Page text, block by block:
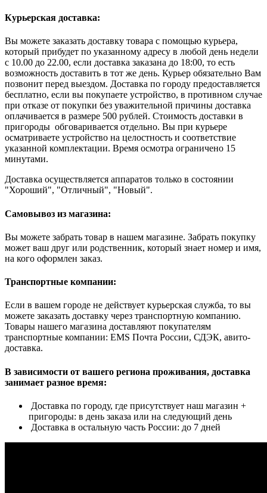
Курьерская доставка:
Вы можете заказать доставку товара с помощью курьера,
который прибудет по указанному адресу в любой день недели
с 10.00 до 22.00, если доставка заказана до 18:00, то есть
возможность доставить в тот же день. Курьер обязательно Вам
позвонит перед выездом. Доставка по городу предоставляется
бесплатно, если вы покупаете устройство, в противном случае
при отказе от покупки без уважительной причины доставка
оплачивается в размере 500 рублей. Стоимость доставки в
пригороды обговаривается отдельно. Вы при курьере
осматриваете устройство на целостность и соответствие
указанной комплектации. Время осмотра ограничено 15
минутами.
Доставка осуществляется аппаратов только в состоянии
"Хороший", "Отличный", "Новый".
Самовывоз из магазина:
Вы можете забрать товар в нашем магазине. Забрать покупку
может ваш друг или родственник, который знает номер и имя,
на кого оформлен заказ.
Транспортные компании:
Если в вашем городе не действует курьерская служба, то вы
можете заказать доставку через транспортную компанию.
Товары нашего магазина доставляют покупателям
транспортные компании: EMS Почта России, СДЭК, авито-
доставка.
В зависимости от вашего региона проживания, доставка
занимает разное время:
Доставка по городу, где присутствует наш магазин +
пригороды: в день заказа или на следующий день
Доставка в остальную часть России: до 7 дней